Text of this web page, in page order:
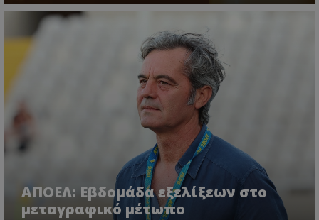
ΑΠΟΕΛ: Εβδομάδα εξελίξεων στο
μεταγραφικό μέτωπο